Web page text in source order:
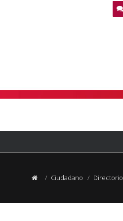
Ciudadano Directorio